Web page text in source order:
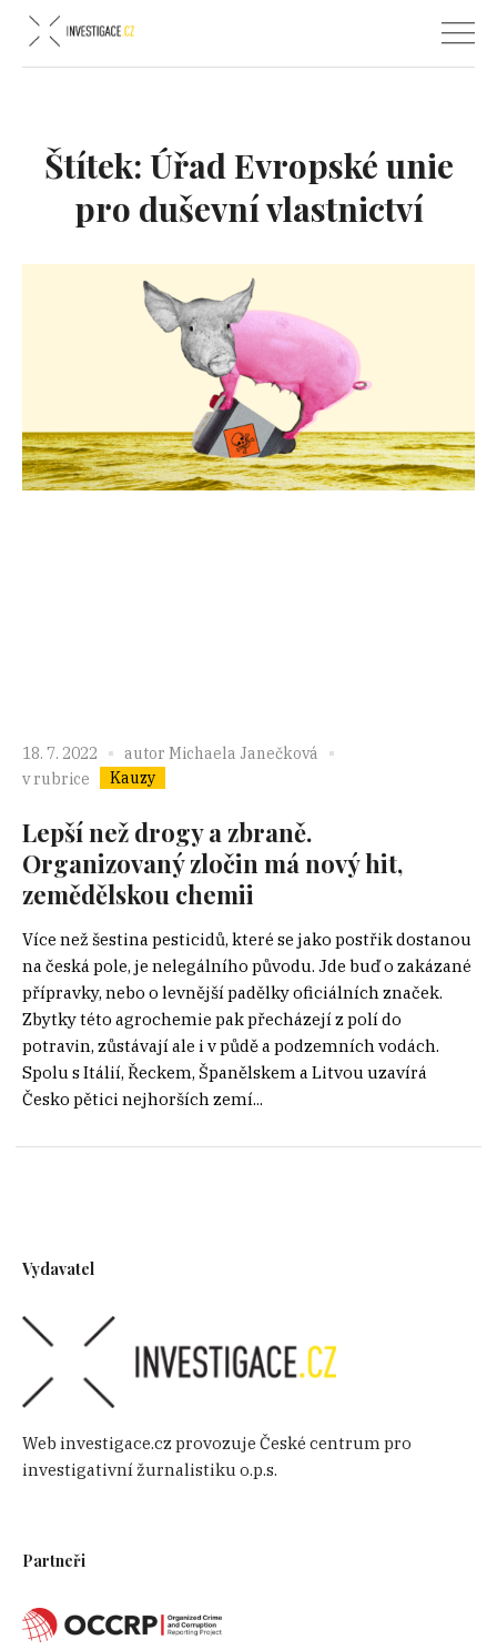
Štítek: Úřad Evropské unie
pro duševní vlastnictví
18. 7. 2022 autor Michaela Janečková
v rubrice
Kauzy
Lepší než drogy a zbraně.
Organizovaný zločin má nový hit,
zemědělskou chemii
Více než šestina pesticidů, které se jako postřik dostanou
na česká pole, je nelegálního původu. Jde buď o zakázané
přípravky, nebo o levnější padělky oficiálních značek.
Zbytky této agrochemie pak přecházejí z polí do
potravin, zůstávají ale i v půdě a podzemních vodách.
Spolu s Itálií, Řeckem, Španělskem a Litvou uzavírá
Česko pětici nejhorších zemí...
Vydavatel
Web investigace.cz provozuje České centrum pro
investigativní žurnalistiku o.p.s.
Partneři